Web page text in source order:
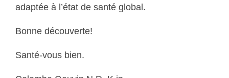
adaptée à l’état de santé global.
Bonne découverte!
Santé-vous bien.